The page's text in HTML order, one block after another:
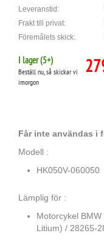
Leveranstid:
Frakt till privat:
Föremålets skick:
I lager (5+)
Beställ nu, så skickar vi
imorgon
Får inte användas i
Modell :
HK050V-060050
Lämplig för :
Motorcykel
Litium) / 28265-